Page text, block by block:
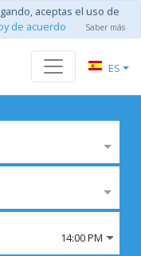
aceptas el uso de
de acuerdo Saber más
ES
14:00 PM